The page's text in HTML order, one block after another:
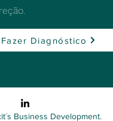
Fazer Diagnóstico
Business Development.